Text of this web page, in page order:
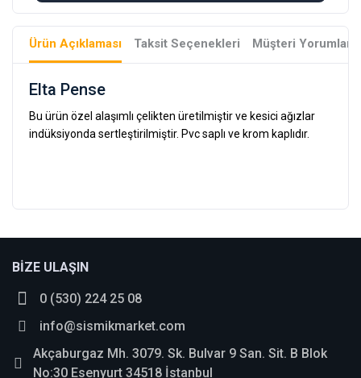
Ürün Açıklaması Taksit Seçenekleri Müşteri Yorumları
Elta Pense
Bu ürün özel alaşımlı çelikten üretilmiştir ve kesici ağızlar
indüksiyonda sertleştirilmiştir. Pvc saplı ve krom kaplıdır.
Parasına göre güzel ürün
Y... K... | 28/01/2022
BİZE ULAŞIN
0 (530) 224 25 08
info@sismikmarket.com
Akçaburgaz Mh. 3079. Sk. Bulvar 9 San. Sit. B Blok
No:30 Esenyurt 34518 İstanbul